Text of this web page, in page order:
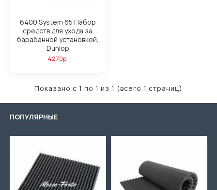
6400 System 65 Набор
средств для ухода за
барабанной установкой,
Dunlop
4270р.
Показано с 1 по 1 из 1 (всего 1 страниц)
ПОПУЛЯРНЫЕ